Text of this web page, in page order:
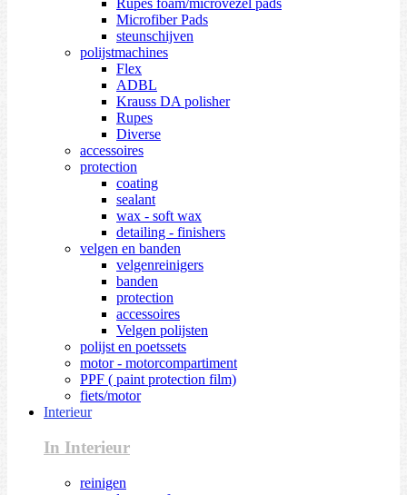
Rupes foam/microvezel pads
Microfiber Pads
steunschijven
polijstmachines
Flex
ADBL
Krauss DA polisher
Rupes
Diverse
accessoires
protection
coating
sealant
wax - soft wax
detailing - finishers
velgen en banden
velgenreinigers
banden
protection
accessoires
Velgen polijsten
polijst en poetssets
motor - motorcompartiment
PPF ( paint protection film)
fiets/motor
Interieur
In Interieur
reinigen